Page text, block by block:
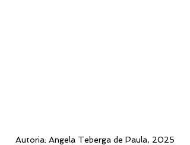
Autoria: Angela Teberga de Paula, 2025